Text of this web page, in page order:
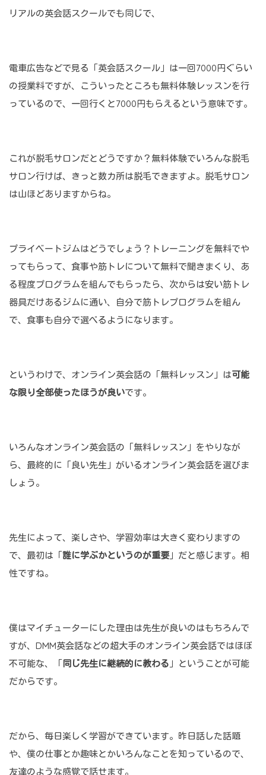
リアルの英会話スクールでも同じで、
電車広告などで見る「英会話スクール」は一回7000円ぐらい
の授業料ですが、こういったところも無料体験レッスンを行
っているので、一回行くと7000円もらえるという意味です。
これが脱毛サロンだとどうですか？無料体験でいろんな脱毛
サロン行けば、きっと数カ所は脱毛できますよ。脱毛サロン
は山ほどありますからね。
プライベートジムはどうでしょう？トレーニングを無料でや
ってもらって、食事や筋トレについて無料で聞きまくり、あ
る程度プログラムを組んでもらったら、次からは安い筋トレ
器具だけあるジムに通い、自分で筋トレプログラムを組ん
で、食事も自分で選べるようになります。
というわけで、オンライン英会話の「無料レッスン」は可能
な限り全部使ったほうが良いです。
いろんなオンライン英会話の「無料レッスン」をやりなが
ら、最終的に「良い先生」がいるオンライン英会話を選びま
しょう。
先生によって、楽しさや、学習効率は大きく変わりますの
で、最初は「誰に学ぶかというのが重要」だと感じます。相
性ですね。
僕はマイチューターにした理由は先生が良いのはもちろんで
すが、DMM英会話などの超大手のオンライン英会話ではほぼ
不可能な、「同じ先生に継続的に教わる 」ということが可能
だからです。
だから、毎日楽しく学習ができています。昨日話した話題
や、僕の仕事とか趣味とかいろんなことを知っているので、
友達のような感覚で話せます。